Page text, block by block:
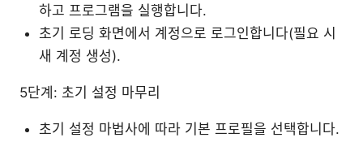
하고 프로그램을 실행합니다.
초기 로딩 화면에서 계정으로 로그인합니다(필요 시
새 계정 생성).
5단계: 초기 설정 마무리
초기 설정 마법사에 따라 기본 프로필을 선택합니다.